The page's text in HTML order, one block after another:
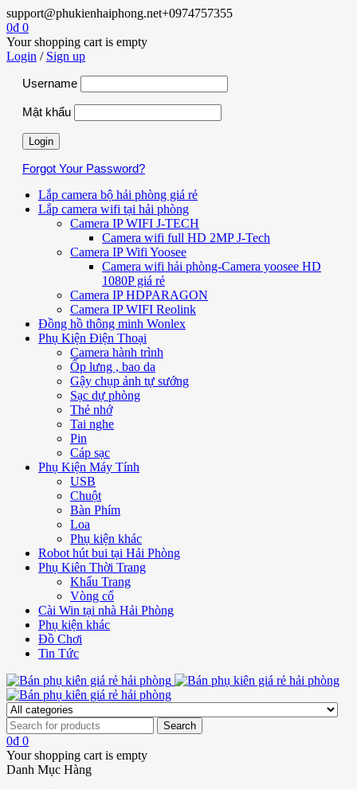
support@phukienhaiphong.net+0974757355
0₫ 0
Your shopping cart is empty
Login / Sign up
Username
Mật khẩu
Forgot Your Password?
Lắp camera bộ hải phòng giá rẻ
Lắp camera wifi tại hải phòng
Camera IP WIFI J-TECH
Camera wifi full HD 2MP J-Tech
Camera IP Wifi Yoosee
Camera wifi hải phòng-Camera yoosee HD
1080P giá rẻ
Camera IP HDPARAGON
Camera IP WIFI Reolink
Đồng hồ thông minh Wonlex
Phụ Kiện Điện Thoại
Camera hành trình
Ốp lưng , bao da
Gậy chụp ảnh tự sướng
Sạc dự phòng
Thẻ nhớ
Tai nghe
Pin
Cáp sạc
Phụ Kiện Máy Tính
USB
Chuột
Bàn Phím
Loa
Phụ kiện khác
Robot hút bui tại Hải Phòng
Phụ Kiên Thời Trang
Khẩu Trang
Vòng cổ
Cài Win tại nhà Hải Phòng
Phụ kiện khác
Đồ Chơi
Tin Tức
0₫ 0
Your shopping cart is empty
Danh Mục Hàng